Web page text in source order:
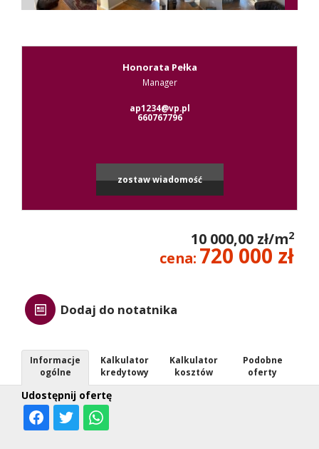
RODO
Leaflet
Honorata Pełka
Manager
ap1234@vp.pl
660767796
zostaw wiadomość
10 000,00 zł/m2
cena: 720 000 zł
Dodaj do notatnika
Udostępnij ofertę
Informacje
ogólne
Kalkulator
kredytowy
Kalkulator
kosztów
Podobne
oferty